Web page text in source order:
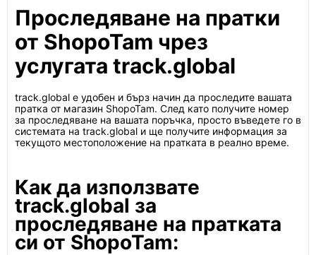
Проследяване на пратки
от ShopoTam чрез
услугата track.global
track.global е удобен и бърз начин да проследите вашата
пратка от магазин ShopoTam. След като получите номер
за проследяване на вашата поръчка, просто въведете го в
системата на track.global и ще получите информация за
текущото местоположение на пратката в реално време.
Как да използвате
track.global за
проследяване на пратката
си от ShopoTam: